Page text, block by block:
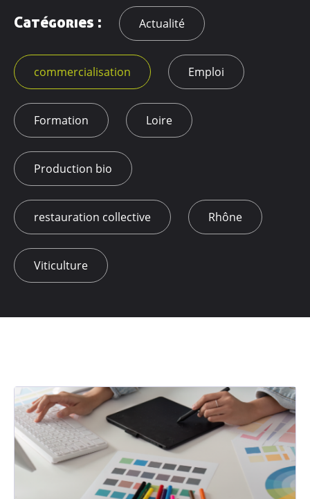
Catégories : Actualité
commercialisation Emploi
Formation Loire
Production bio
restauration collective Rhône
Viticulture